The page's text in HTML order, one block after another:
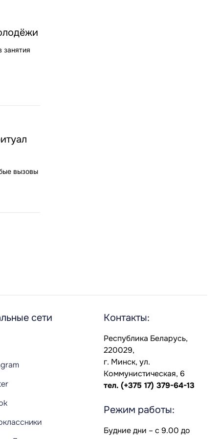
вызовы
сети Контакты:
Республика Беларусь,
220029,
г. Минск, ул.
Коммунистическая, 6
тел. (+375 17) 379-64-13
Режим работы:
Будние дни – с 9.00 до